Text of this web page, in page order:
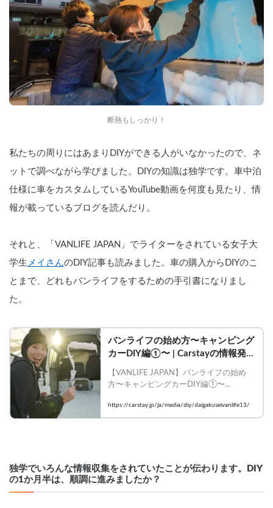
断熱もしっかり！
私たちの周りにはあまりDIYができる人がいなかったので、ネ
ットで調べながら学びました。DIYの知識は独学です。車中泊
仕様に車をカスタムしているYouTube動画を何度も見たり、情
報が載っているブログを読んだり。
それと、「VANLIFE JAPAN」でライターをされている女子大
学生 メイさんのDIY記事も読みました。車の購入からDIYのこ
とまで、どれもバンライフをするための手引書になりまし
た。
バンライフの始め方〜キャンピング
カーDIY編①〜 | Carstayの情報発信
【VANLIFE JAPAN】バンライフの始め
方〜キャンピングカーDIY編①〜
ャンピングカー #DIY
https://carstay.jp/ja/media/diy/daigakuseivanlife13/
独学でいろんな情報収集をされていたことが伝わります。DIY
の1か月半は、順調に進みましたか？